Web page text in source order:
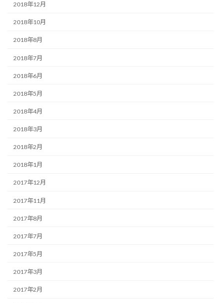
2018年12月
2018年10月
2018年8月
2018年7月
2018年6月
2018年5月
2018年4月
2018年3月
2018年2月
2018年1月
2017年12月
2017年11月
2017年8月
2017年7月
2017年5月
2017年3月
2017年2月